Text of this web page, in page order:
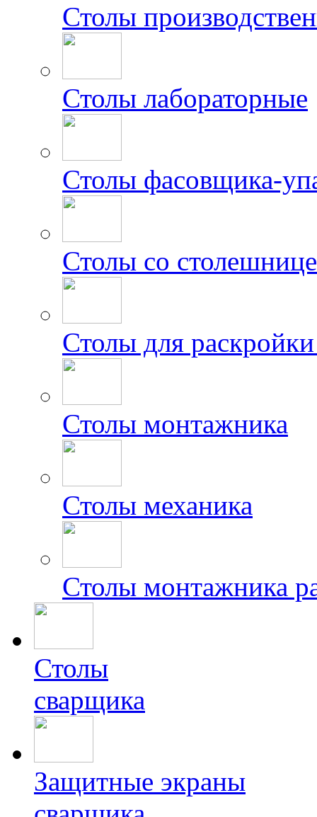
Столы
Столы лабораторные
Столы фасовщика-
Столы со
Столы для раскройки
Столы монтажника
Столы механика
Столы монтажника
Столы
сварщика
Защитные экраны